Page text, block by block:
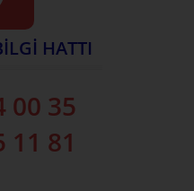
HATTI
00 35
11 81